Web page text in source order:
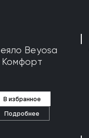
Beyosa
Комфорт
В избранное
Подробнее